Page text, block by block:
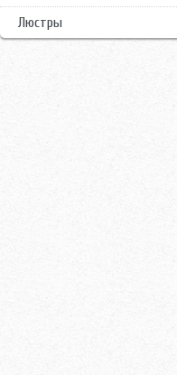
Люстры